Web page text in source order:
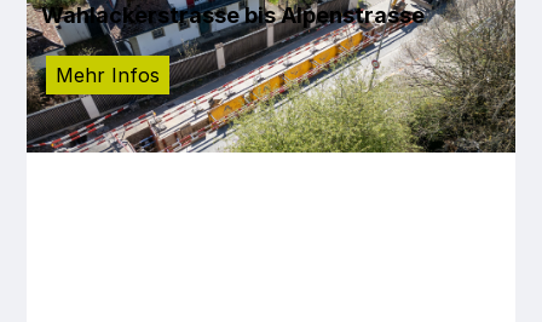
Wahlackerstrasse bis Alpenstrasse
Mehr Infos